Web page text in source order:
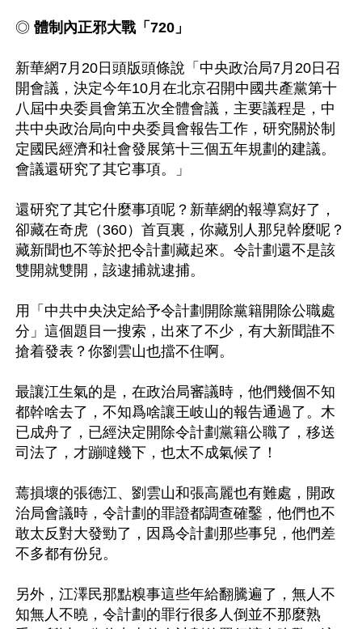
◎ 體制內正邪大戰「720」
新華網7月20日頭版頭條說「中央政治局7月20日召
開會議，決定今年10月在北京召開中國共產黨第十
八屆中央委員會第五次全體會議，主要議程是，中
共中央政治局向中央委員會報告工作，研究關於制
定國民經濟和社會發展第十三個五年規劃的建議。
會議還研究了其它事項。」
還研究了其它什麼事項呢？新華網的報導寫好了，
卻藏在奇虎（360）首頁裏，你藏別人那兒幹麼呢？
藏新聞也不等於把令計劃藏起來。令計劃還不是該
雙開就雙開，該逮捕就逮捕。
用「中共中央決定給予令計劃開除黨籍開除公職處
分」這個題目一搜索，出來了不少，有大新聞誰不
搶着發表？你劉雲山也擋不住啊。
最讓江生氣的是，在政治局審議時，他們幾個不知
都幹啥去了，不知爲啥讓王岐山的報告通過了。木
已成舟了，已經決定開除令計劃黨籍公職了，移送
司法了，才蹦噠幾下，也太不成氣候了！
蔫損壞的張德江、劉雲山和張高麗也有難處，開政
治局會議時，令計劃的罪證都調查確鑿，他們也不
敢太反對大發勁了，因爲令計劃那些事兒，他們差
不多都有份兒。
另外，江澤民那點糗事這些年給翻騰遍了，無人不
知無人不曉，令計劃的罪行很多人倒並不那麼熟